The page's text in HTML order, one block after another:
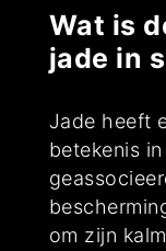
Wat is
jade in
Jade heeft
betekenis
om zijn